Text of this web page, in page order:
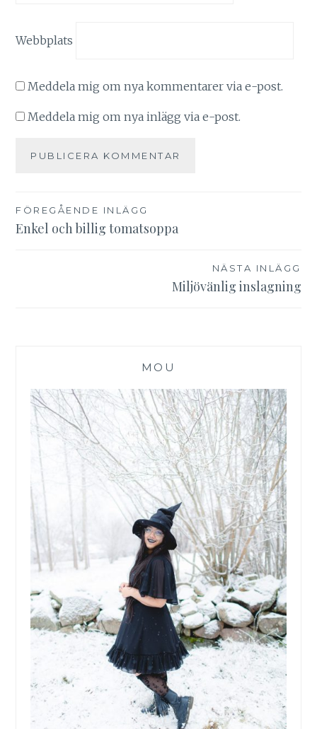
Webbplats
Meddela mig om nya kommentarer via e-post.
Meddela mig om nya inlägg via e-post.
Inläggsnavigering
FÖREGÅENDE INLÄGG
Enkel och billig tomatsoppa
NÄSTA INLÄGG
Miljövänlig inslagning
MOU